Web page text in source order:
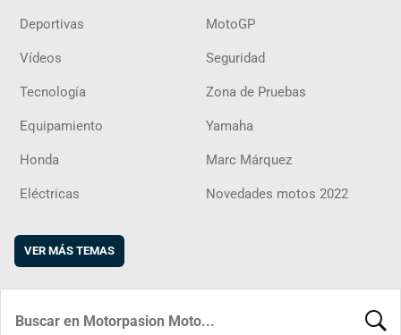
Deportivas MotoGP
Vídeos Seguridad
Tecnología Zona de Pruebas
Equipamiento Yamaha
Honda Marc Márquez
Eléctricas Novedades motos 2022
VER MÁS TEMAS